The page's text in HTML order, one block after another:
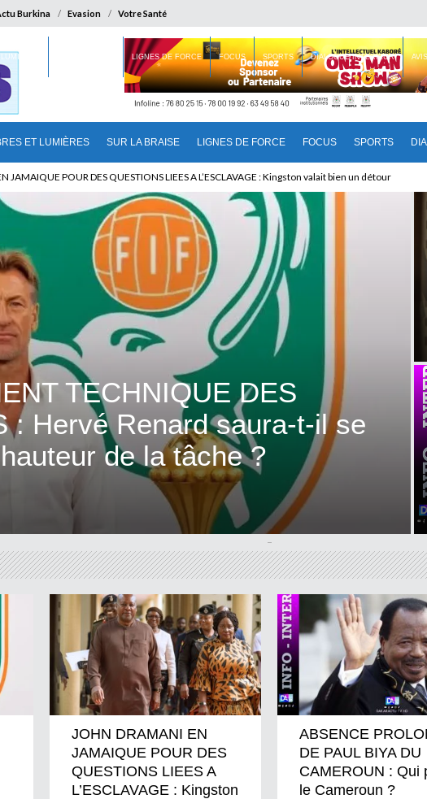
Burkina Evasion Votre Santé
ET LUMIÈRES SUR LA BRAISE LIGNES DE FORCE FOCUS SPORTS
LIGNES DE FORCE FOCUS SPORTS DIALOGUE INTERIEUR
DE PAUL BIYA DU CAMEROUN : Qui pilote le Cameroun ?
TECHNIQUE DES
: Hervé Renard saura-t-il se
de la tâche ?
JOHN DRAMANI EN
JAMAIQUE POUR DES
QUESTIONS LIEES A
L’ESCLAVAGE : Kingston
ABSENCE
DE PAUL BIYA DU
CAMEROUN : Qui
le Cameroun ?